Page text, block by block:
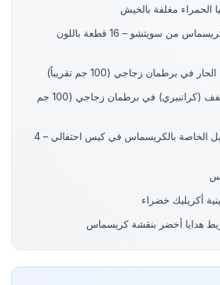
الحمراء مغلفة بالخيش
شوكولاتة الكريسماس من سويتشو – 16 قطعة باللون
في برطمان زجاجي (100 جم تقريباً)
توت بري مجفف (كرانبيري) في برطمان زجاجي (100 جم
كوكيز الزنجبيل الخاصة بالكريسماس في كيس احتفالي – 4
أكريليك خضراء
هدايا أخضر بنقشة كريسماس